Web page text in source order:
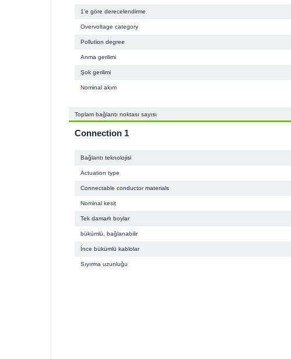
1'e göre derecelendirme
Overvoltage category
Pollution degree
Anma gerilimi
Şok gerilimi
Nominal akım
Toplam bağlantı noktası sayısı
Connection 1
Bağlantı teknolojisi
Actuation type
Connectable conductor materials
Nominal kesit
Tek damarlı boylar
bükümlü, bağlanabilir
İnce bükümlü kablolar
Sıyırma uzunluğu